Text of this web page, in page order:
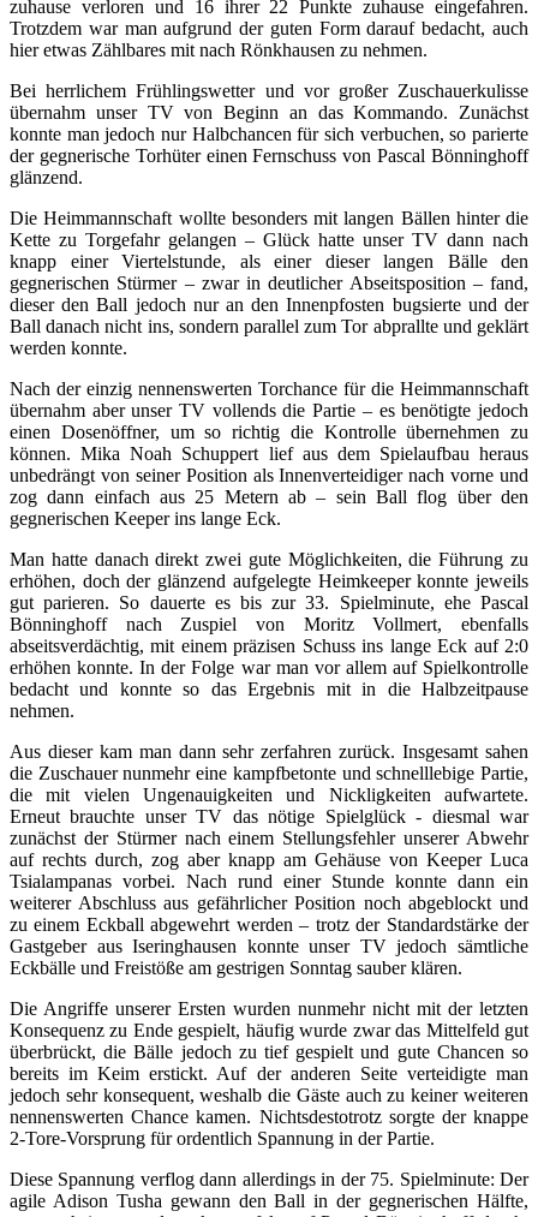
zuhause verloren und 16 ihrer 22 Punkte zuhause eingefahren.
Trotzdem war man aufgrund der guten Form darauf bedacht, auch
hier etwas Zählbares mit nach Rönkhausen zu nehmen.
Bei herrlichem Frühlingswetter und vor großer Zuschauerkulisse
übernahm unser TV von Beginn an das Kommando. Zunächst
konnte man jedoch nur Halbchancen für sich verbuchen, so parierte
der gegnerische Torhüter einen Fernschuss von Pascal Bönninghoff
glänzend.
Die Heimmannschaft wollte besonders mit langen Bällen hinter die
Kette zu Torgefahr gelangen – Glück hatte unser TV dann nach
knapp einer Viertelstunde, als einer dieser langen Bälle den
gegnerischen Stürmer – zwar in deutlicher Abseitsposition – fand,
dieser den Ball jedoch nur an den Innenpfosten bugsierte und der
Ball danach nicht ins, sondern parallel zum Tor abprallte und geklärt
werden konnte.
Nach der einzig nennenswerten Torchance für die Heimmannschaft
übernahm aber unser TV vollends die Partie – es benötigte jedoch
einen Dosenöffner, um so richtig die Kontrolle übernehmen zu
können. Mika Noah Schuppert lief aus dem Spielaufbau heraus
unbedrängt von seiner Position als Innenverteidiger nach vorne und
zog dann einfach aus 25 Metern ab – sein Ball flog über den
gegnerischen Keeper ins lange Eck.
Man hatte danach direkt zwei gute Möglichkeiten, die Führung zu
erhöhen, doch der glänzend aufgelegte Heimkeeper konnte jeweils
gut parieren. So dauerte es bis zur 33. Spielminute, ehe Pascal
Bönninghoff nach Zuspiel von Moritz Vollmert, ebenfalls
abseitsverdächtig, mit einem präzisen Schuss ins lange Eck auf 2:0
erhöhen konnte. In der Folge war man vor allem auf Spielkontrolle
bedacht und konnte so das Ergebnis mit in die Halbzeitpause
nehmen.
Aus dieser kam man dann sehr zerfahren zurück. Insgesamt sahen
die Zuschauer nunmehr eine kampfbetonte und schnelllebige Partie,
die mit vielen Ungenauigkeiten und Nickligkeiten aufwartete.
Erneut brauchte unser TV das nötige Spielglück - diesmal war
zunächst der Stürmer nach einem Stellungsfehler unserer Abwehr
auf rechts durch, zog aber knapp am Gehäuse von Keeper Luca
Tsialampanas vorbei. Nach rund einer Stunde konnte dann ein
weiterer Abschluss aus gefährlicher Position noch abgeblockt und
zu einem Eckball abgewehrt werden – trotz der Standardstärke der
Gastgeber aus Iseringhausen konnte unser TV jedoch sämtliche
Eckbälle und Freistöße am gestrigen Sonntag sauber klären.
Die Angriffe unserer Ersten wurden nunmehr nicht mit der letzten
Konsequenz zu Ende gespielt, häufig wurde zwar das Mittelfeld gut
überbrückt, die Bälle jedoch zu tief gespielt und gute Chancen so
bereits im Keim erstickt. Auf der anderen Seite verteidigte man
jedoch sehr konsequent, weshalb die Gäste auch zu keiner weiteren
nennenswerten Chance kamen. Nichtsdestotrotz sorgte der knappe
2-Tore-Vorsprung für ordentlich Spannung in der Partie.
Diese Spannung verflog dann allerdings in der 75. Spielminute: Der
agile Adison Tusha gewann den Ball in der gegnerischen Hälfte,